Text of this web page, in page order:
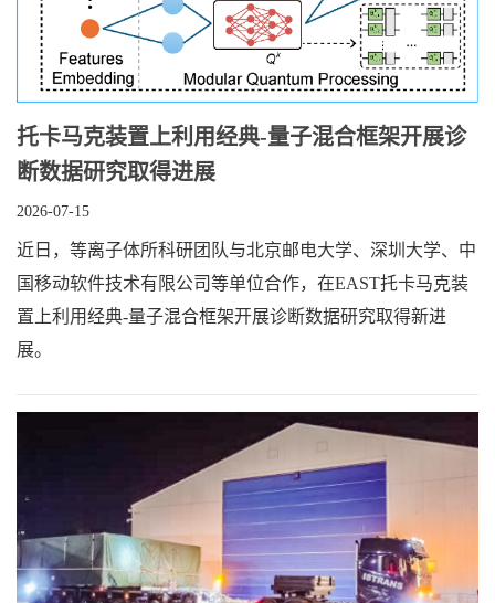
托卡马克装置上利用经典‑量子混合框架开展诊
断数据研究取得进展
2026-07-15
近日，等离子体所科研团队与北京邮电大学、深圳大学、中
国移动软件技术有限公司等单位合作，在EAST托卡马克装
置上利用经典‑量子混合框架开展诊断数据研究取得新进
展。